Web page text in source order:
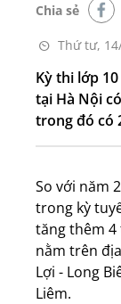
Thứ tư,
Chia sẻ
Kỳ thi lớp
tại Hà Nội
trong đó có
So với năm
trong kỳ
tăng thêm
nằm trên
Lợi - Long
Liêm.